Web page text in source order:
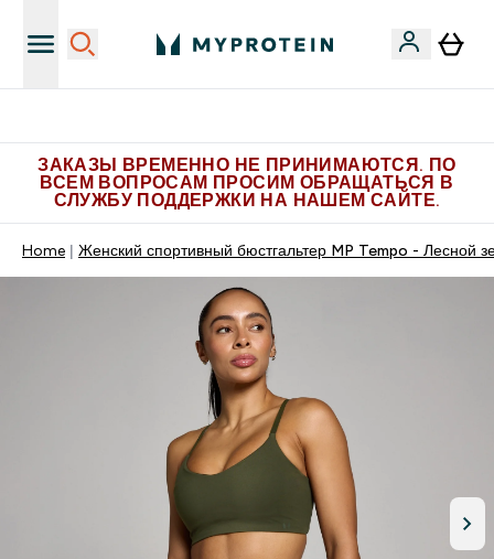
ЗАКАЗЫ ВРЕМЕННО НЕ ПРИНИМАЮТСЯ. ПО
ВСЕМ ВОПРОСАМ ПРОСИМ ОБРАЩАТЬСЯ В
СЛУЖБУ ПОДДЕРЖКИ НА НАШЕМ САЙТЕ.
Home Женский спортивный бюстгальтер MP Tempo - Лесной